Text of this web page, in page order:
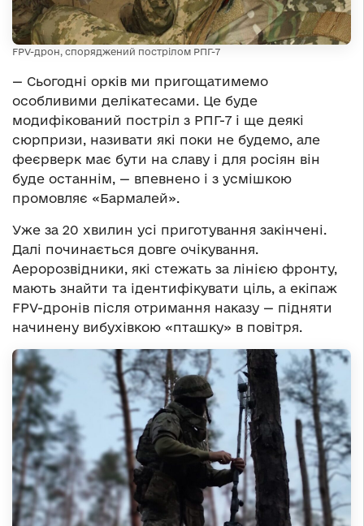
FPV-дрон, споряджений пострілом РПГ-7
— Сьогодні орків ми пригощатимемо
особливими делікатесами. Це буде
модифікований постріл з РПГ-7 і ще деякі
сюрпризи, називати які поки не будемо, але
феєрверк має бути на славу і для росіян він
буде останнім, — впевнено і з усмішкою
промовляє «Бармалей».
Уже за 20 хвилин усі приготування закінчені.
Далі починається довге очікування.
Аеророзвідники, які стежать за лінією фронту,
мають знайти та ідентифікувати ціль, а екіпаж
FPV-дронів після отримання наказу — підняти
начинену вибухівкою «пташку» в повітря.